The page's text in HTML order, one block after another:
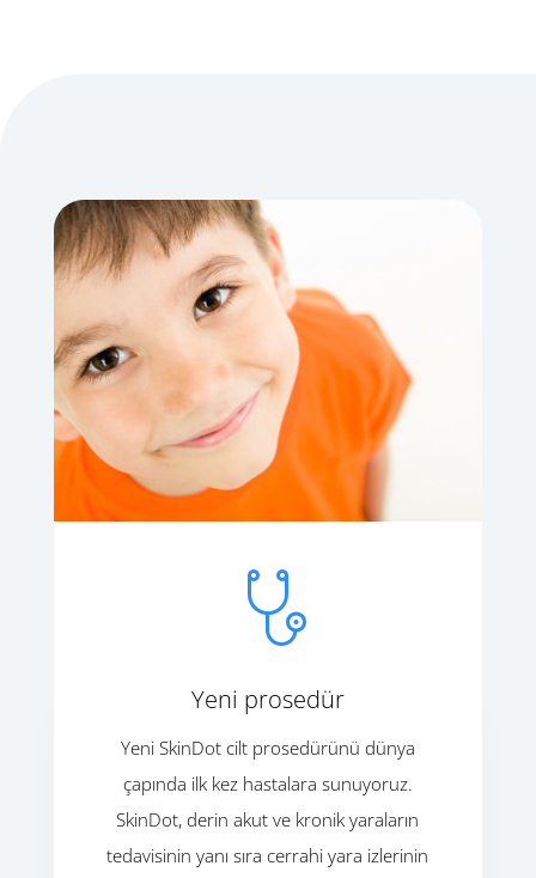
Yeni prosedür
Yeni SkinDot cilt prosedürünü dünya
çapında ilk kez hastalara sunuyoruz.
SkinDot, derin akut ve kronik yaraların
tedavisinin yanı sıra cerrahi yara izlerinin